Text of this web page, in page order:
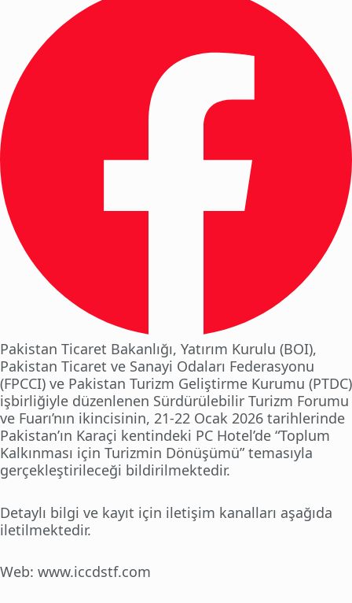
Pakistan Ticaret Bakanlığı, Yatırım Kurulu (BOI),
Pakistan Ticaret ve Sanayi Odaları Federasyonu
(FPCCI) ve Pakistan Turizm Geliştirme Kurumu (PTDC)
işbirliğiyle düzenlenen Sürdürülebilir Turizm Forumu
ve Fuarı’nın ikincisinin, 21-22 Ocak 2026 tarihlerinde
Pakistan’ın Karaçi kentindeki PC Hotel’de “Toplum
Kalkınması için Turizmin Dönüşümü” temasıyla
gerçekleştirileceği bildirilmektedir.
Detaylı bilgi ve kayıt için iletişim kanalları aşağıda
iletilmektedir.
Web: www.iccdstf.com